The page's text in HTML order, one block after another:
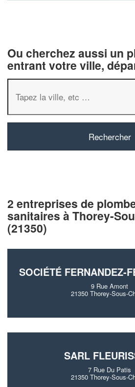
Ou cherchez aussi un
entrant votre ville,
2 entreprises de
sanitaires à Thorey-
(21350)
SOCIÉTÉ FERNANDEZ-
9 Rue Amont
21350 Thorey-Sous-
SARL
7 Rue Du Patis
21350 Thorey-Sous-
✕
Vous
Augmentez votre
tout
nouveaux clients
En